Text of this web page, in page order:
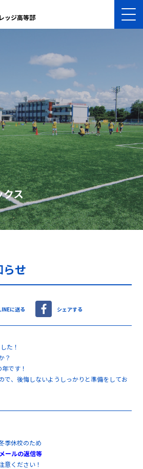
ッジ高等部
クス
せ
に送る シェアする
た！
？
です！
で、後悔しないようしっかりと準備をしてお
季休校のため
ールの返信等
意ください！